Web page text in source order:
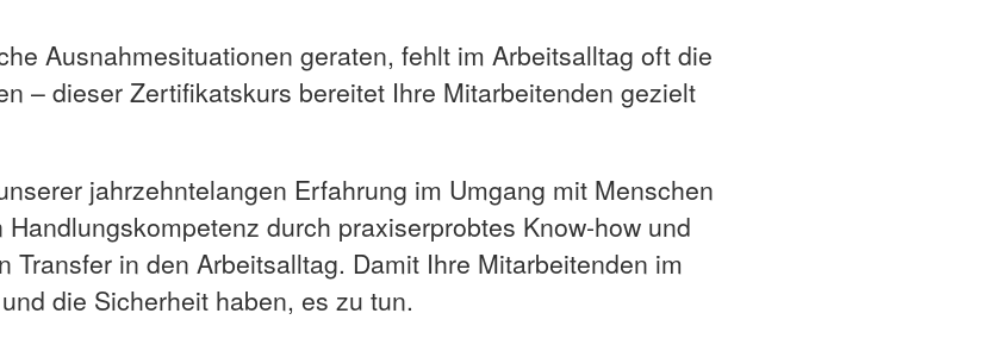
Ausnahmesituationen geraten, fehlt im Arbeitsalltag oft die
– dieser Zertifikatskurs bereitet Ihre Mitarbeitenden gezielt
jahrzehntelangen Erfahrung im Umgang mit Menschen
durch praxiserprobtes Know-how und
Transfer in den Arbeitsalltag. Damit Ihre Mitarbeitenden im
die Sicherheit haben, es zu tun.